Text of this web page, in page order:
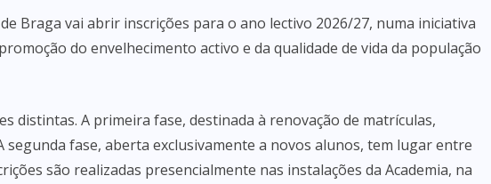
Braga vai abrir inscrições para o ano lectivo 2026/27, numa iniciativa
do envelhecimento activo e da qualidade de vida da população
distintas. A primeira fase, destinada à renovação de matrículas,
segunda fase, aberta exclusivamente a novos alunos, tem lugar entre
são realizadas presencialmente nas instalações da Academia, na